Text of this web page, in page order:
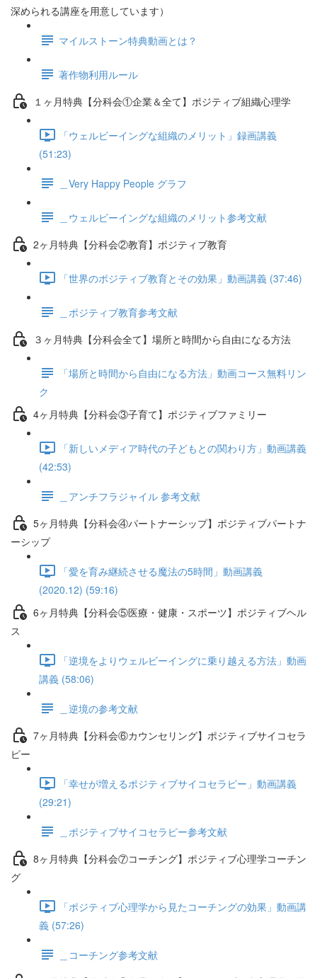
深められる講座を用意しています）
マイルストーン特典動画とは？
著作物利用ルール
１ヶ月特典【分科会①企業＆全て】ポジティブ組織心理学
「ウェルビーイングな組織のメリット」録画講義
(51:23)
＿Very Happy People グラフ
＿ウェルビーイングな組織のメリット参考文献
2ヶ月特典【分科会②教育】ポジティブ教育
「世界のポジティブ教育とその効果」動画講義 (37:46)
＿ポジティブ教育参考文献
３ヶ月特典【分科会全て】場所と時間から自由になる方法
「場所と時間から自由になる方法」動画コース無料リン
ク
4ヶ月特典【分科会③子育て】ポジティブファミリー
「新しいメディア時代の子どもとの関わり方」動画講義
(42:53)
＿アンチフラジャイル 参考文献
5ヶ月特典【分科会④パートナーシップ】ポジティブパートナ
ーシップ
「愛を育み継続させる魔法の5時間」動画講義
(2020.12) (59:16)
6ヶ月特典【分科会⑤医療・健康・スポーツ】ポジティブヘル
ス
「逆境をよりウェルビーイングに乗り越える方法」動画
講義 (58:06)
＿逆境の参考文献
7ヶ月特典【分科会⑥カウンセリング】ポジティブサイコセラ
ピー
「幸せが増えるポジティブサイコセラピー」動画講義
(29:21)
＿ポジティブサイコセラピー参考文献
8ヶ月特典【分科会⑦コーチング】ポジティブ心理学コーチン
グ
「ポジティブ心理学から見たコーチングの効果」動画講
義 (57:26)
＿コーチング参考文献